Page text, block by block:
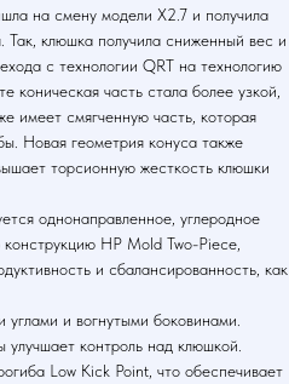
на смену модели X2.7 и получила
Так, клюшка получила сниженный вес и
с технологии QRT на технологию
коническая часть стала более узкой,
имеет смягченную часть, которая
Новая геометрия конуса также
торсионную жесткость клюшки
однонаправленное, углеродное
HP Mold Two-Piece,
и сбалансированность, как
и вогнутыми боковинами.
контроль над клюшкой.
Low Kick Point, что обеспечивает